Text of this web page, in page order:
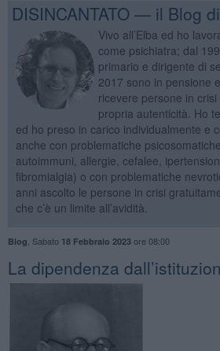
DISINCANTATO — il Blog
Vivo all’Elba ed ho
come psichiatra; dal
primario e dirigente di
2017 sono in pensione
ricevere persone in
propria autenticità. Ho
ed ho preso in carico individualmente e
anche con problematiche
autoimmuni, allergie, cefalee,
fibromialgia) o con problematiche
anni ascolto le persone in crisi
che c’è un limite all’avidità.
Blog Sabato 18 Febbraio 2023ore 08:00
La dipendenza